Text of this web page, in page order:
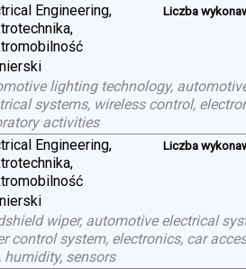
Engineering,
Liczba
lighting technology,
systems, wireless control,
activities
Engineering,
Liczba
wiper, automotive electrical
control system, electronics, car
humidity, sensors